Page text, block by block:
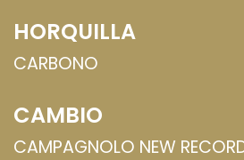
HORQUILLA
CARBONO
CAMBIO
CAMPAGNOLO NEW